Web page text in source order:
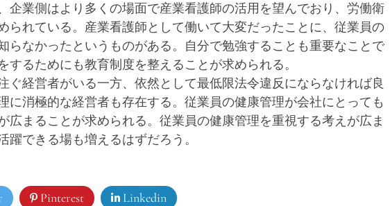
企業側はより多くの場面で産業看護師の活用を望んでおり、労働衛
られている。産業看護師として働いて大変だったことに、従業員の
らなかったというものがある。自分で勉強することも重要なことで
するためにも教育制度を整えることが求められる。
ぐ経営者がいる一方、依然として最低限法令違反にならなければ良
に消極的な経営者も存在する。従業員の健康管理が会社にとっても
広まることが求められる。従業員の健康管理を重視する考えが広ま
躍できる場も増えるはずだろう。
Pinterest Linkedin